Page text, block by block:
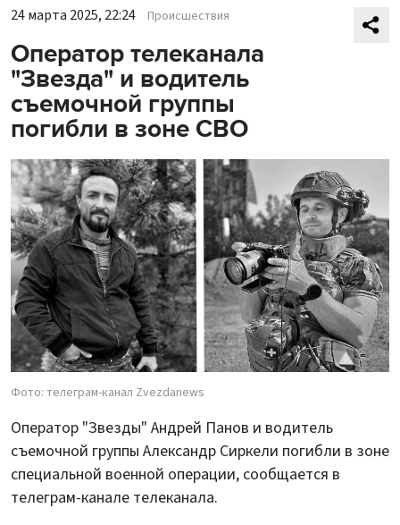
24 марта 2025, 22:24 Происшествия
Оператор телеканала
"Звезда" и водитель
съемочной группы
погибли в зоне СВО
Фото: телеграм-канал Zvezdanews
Оператор "Звезды" Андрей Панов и водитель
съемочной группы Александр Сиркели погибли в зоне
специальной военной операции, сообщается в
телеграм-канале телеканала.